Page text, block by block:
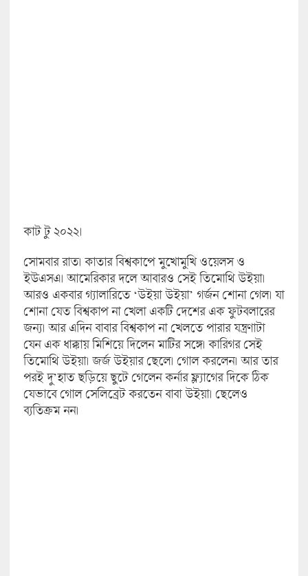
কাট টু ২০২২।
সোমবার রাত। কাতার বিশ্বকাপে মুখোমুখি ওয়েলস ও
ইউএসএ। আমেরিকার দলে আবারও সেই তিমোথি উইয়া।
আরও একবার গ্যালারিতে ‘উইয়া উইয়া’ গর্জন শোনা গেল। যা
শোনা যেত বিশ্বকাপ না খেলা একটি দেশের এক ফুটবলারের
জন্য। আর এদিন বাবার বিশ্বকাপ না খেলতে পারার যন্ত্রণাটা
যেন এক ধাক্কায় মিশিয়ে দিলেন মাটির সঙ্গে। কারিগর সেই
তিমোথি উইয়া। জর্জ উইয়ার ছেলে। গোল করলেন। আর তার
পরই দু’হাত ছড়িয়ে ছুটে গেলেন কর্নার ফ্ল্যাগের দিকে ঠিক
যেভাবে গোল সেলিব্রেট করতেন বাবা উইয়া। ছেলেও
ব্যতিক্রম নন।